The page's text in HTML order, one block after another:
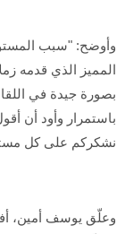
وأوضح: "سبب
المميز الذي قدمه
بصورة جيدة في
باستمرار وأود أن
نشكركم على كل
وعلّق يوسف أمين،